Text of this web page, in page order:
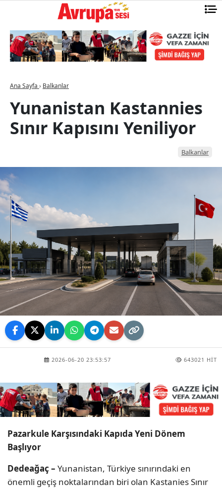
Ana Sayfa › Balkanlar
Yunanistan Kastannies
Sınır Kapısını Yeniliyor
Balkanlar
2026-06-20 23:53:57 643021 HIT
Pazarkule Karşısındaki Kapıda Yeni Dönem
Başlıyor
Dedeağaç – Yunanistan, Türkiye sınırındaki en
önemli geçiş noktalarından biri olan Kastanies Sınır